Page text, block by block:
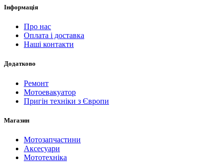
Інформація
Про нас
Оплата і доставка
Наші контакти
Додатково
Ремонт
Мотоевакуатор
Пригін техніки з Європи
Магазин
Мотозапчастини
Аксесуари
Мототехніка